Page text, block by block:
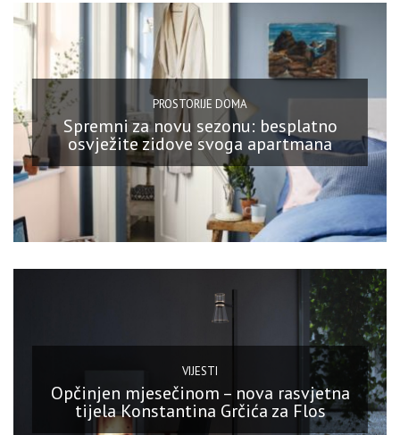
PROSTORIJE DOMA
Spremni za novu sezonu: besplatno
osvježite zidove svoga apartmana
VIJESTI
Opčinjen mjesečinom – nova rasvjetna
tijela Konstantina Grčića za Flos